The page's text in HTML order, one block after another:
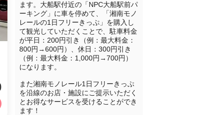
ます。大船駅付近の「NPC大船駅前パ
ーキング」に車を停めて、「湘南モノ
レールの1日フリーきっぷ」を購入し
て観光していただくことで、駐車料金
が平日：200円引き（例：最大料金：
800円→600円）、休日：300円引き
（例：最大料金：1,000円→700円）
になります。
また湘南モノレール1日フリーきっぷ
を沿線のお店・施設にご提示いただく
とお得なサービスを受けることができ
ます！